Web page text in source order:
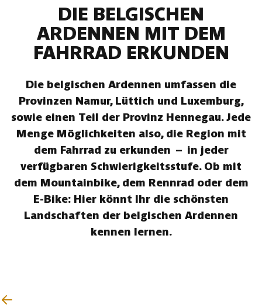
DIE BELGISCHEN
ARDENNEN MIT DEM
FAHRRAD ERKUNDEN
Die belgischen Ardennen umfassen die
Provinzen Namur, Lüttich und Luxemburg,
sowie einen Teil der Provinz Hennegau. Jede
Menge Möglichkeiten also, die Region mit
dem Fahrrad zu erkunden – in jeder
verfügbaren Schwierigkeitsstufe. Ob mit
dem Mountainbike, dem Rennrad oder dem
E-Bike: Hier könnt Ihr die schönsten
Landschaften der belgischen Ardennen
kennen lernen.